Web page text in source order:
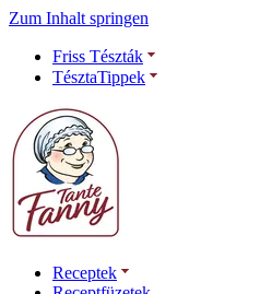
Zum Inhalt springen
Friss Tészták
TésztaTippek
Receptek